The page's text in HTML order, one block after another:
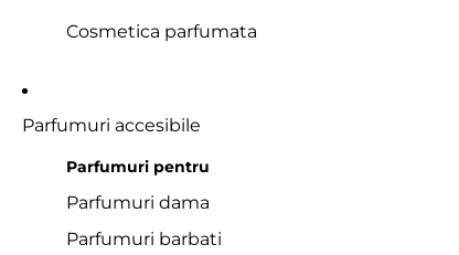
Cosmetica parfumata
Parfumuri accesibile
Parfumuri pentru
Parfumuri dama
Parfumuri barbati